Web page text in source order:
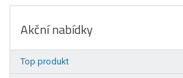
Akční nabídky
Top produkt